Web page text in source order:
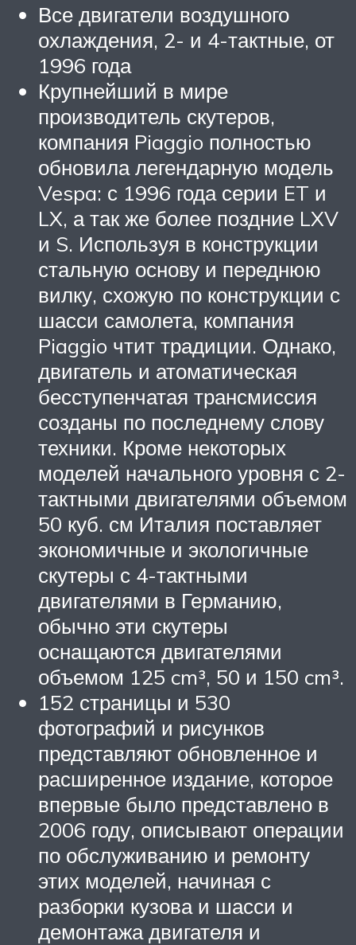
Все двигатели воздушного
охлаждения, 2- и 4-тактные, от
1996 года
Крупнейший в мире
производитель скутеров,
компания Piaggio полностью
обновила легендарную модель
Vespa: с 1996 года серии ET и
LX, а так же более поздние LXV
и S. Используя в конструкции
стальную основу и переднюю
вилку, схожую по конструкции с
шасси самолета, компания
Piaggio чтит традиции. Однако,
двигатель и атоматическая
бесступенчатая трансмиссия
созданы по последнему слову
техники. Кроме некоторых
моделей начального уровня с 2-
тактными двигателями объемом
50 куб. см Италия поставляет
экономичные и экологичные
скутеры с 4-тактными
двигателями в Германию,
обычно эти скутеры
оснащаются двигателями
объемом 125 cm³, 50 и 150 cm³.
152 страницы и 530
фотографий и рисунков
представляют обновленное и
расширенное издание, которое
впервые было представлено в
2006 году, описывают операции
по обслуживанию и ремонту
этих моделей, начиная с
разборки кузова и шасси и
демонтажа двигателя и